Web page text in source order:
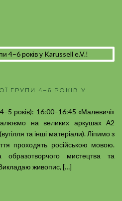
ГРУПИ 4–6 РОКІВ У
років): 16:00–16:45 «Малевичі»
на великих аркушах А2
та інші матеріали). Ліпимо з
проходять російською мовою.
мистецтва та
живопис, […]